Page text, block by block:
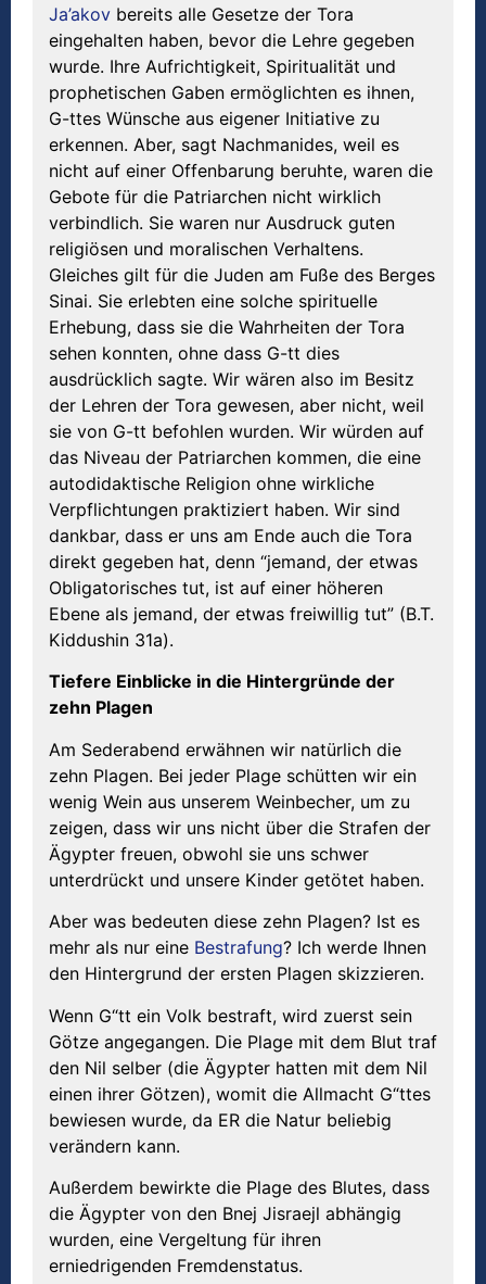
Ja’akov bereits alle Gesetze der Tora
eingehalten haben, bevor die Lehre gegeben
wurde. Ihre Aufrichtigkeit, Spiritualität und
prophetischen Gaben ermöglichten es ihnen,
G-ttes Wünsche aus eigener Initiative zu
erkennen. Aber, sagt Nachmanides, weil es
nicht auf einer Offenbarung beruhte, waren die
Gebote für die Patriarchen nicht wirklich
verbindlich. Sie waren nur Ausdruck guten
religiösen und moralischen Verhaltens.
Gleiches gilt für die Juden am Fuße des Berges
Sinai. Sie erlebten eine solche spirituelle
Erhebung, dass sie die Wahrheiten der Tora
sehen konnten, ohne dass G-tt dies
ausdrücklich sagte. Wir wären also im Besitz
der Lehren der Tora gewesen, aber nicht, weil
sie von G-tt befohlen wurden. Wir würden auf
das Niveau der Patriarchen kommen, die eine
autodidaktische Religion ohne wirkliche
Verpflichtungen praktiziert haben. Wir sind
dankbar, dass er uns am Ende auch die Tora
direkt gegeben hat, denn “jemand, der etwas
Obligatorisches tut, ist auf einer höheren
Ebene als jemand, der etwas freiwillig tut” (B.T.
Kiddushin 31a).
Tiefere Einblicke in die Hintergründe der
zehn Plagen
Am Sederabend erwähnen wir natürlich die
zehn Plagen. Bei jeder Plage schütten wir ein
wenig Wein aus unserem Weinbecher, um zu
zeigen, dass wir uns nicht über die Strafen der
Ägypter freuen, obwohl sie uns schwer
unterdrückt und unsere Kinder getötet haben.
Aber was bedeuten diese zehn Plagen? Ist es
mehr als nur eine Bestrafung? Ich werde Ihnen
den Hintergrund der ersten Plagen skizzieren.
Wenn G“tt ein Volk bestraft, wird zuerst sein
Götze angegangen. Die Plage mit dem Blut traf
den Nil selber (die Ägypter hatten mit dem Nil
einen ihrer Götzen), womit die Allmacht G“ttes
bewiesen wurde, da ER die Natur beliebig
verändern kann.
Außerdem bewirkte die Plage des Blutes, dass
die Ägypter von den Bnej Jisraejl abhängig
wurden, eine Vergeltung für ihren
erniedrigenden Fremdenstatus.